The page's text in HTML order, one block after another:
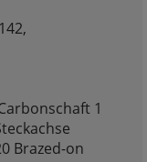
1
Brazed-on